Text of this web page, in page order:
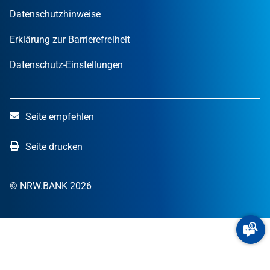
Datenschutzhinweise
Erklärung zur Barrierefreiheit
Datenschutz-Einstellungen
Seite empfehlen
Seite drucken
© NRW.BANK 2026